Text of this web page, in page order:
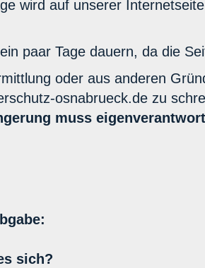
wird auf unserer
paar Tage dauern, da die
oder aus anderen
osnabrueck.de zu
muss
sich?